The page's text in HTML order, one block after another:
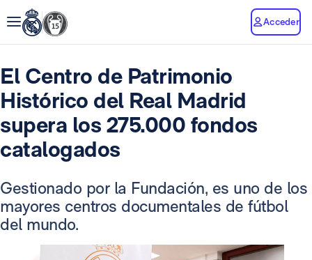
Acceder
El Centro de Patrimonio
Histórico del Real Madrid
supera los 275.000 fondos
catalogados
Gestionado por la Fundación, es uno de los
mayores centros documentales de fútbol
del mundo.